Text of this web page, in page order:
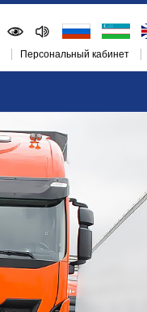
Персональный кабинет